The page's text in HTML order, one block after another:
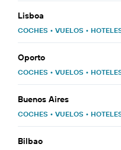
Lisboa
COCHES • VUELOS •
Oporto
COCHES • VUELOS •
Buenos Aires
COCHES • VUELOS •
Bilbao